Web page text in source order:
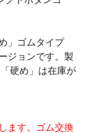
」ゴムタイプ
ジョンです。製
硬め」は在庫が
ます。ゴム交換